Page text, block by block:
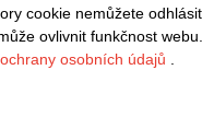
Snadné vrácení do
cookie nemůžete
ovlivnit funkčnost
osobních údajů